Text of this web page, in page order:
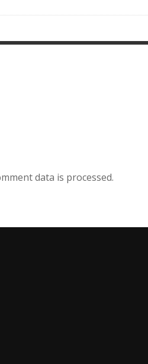
data is processed.